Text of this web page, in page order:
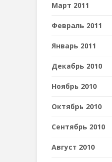
Март 2011
Февраль 2011
Январь 2011
Декабрь 2010
Ноябрь 2010
Октябрь 2010
Сентябрь 2010
Август 2010